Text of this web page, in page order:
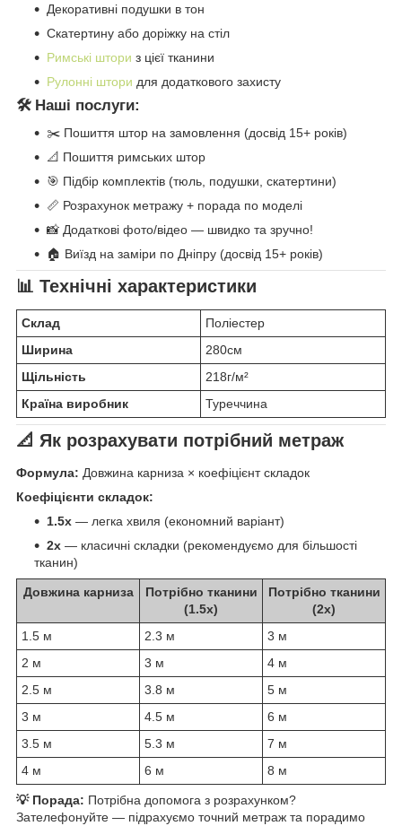
Декоративні подушки в тон
Скатертину або доріжку на стіл
Римські штори з цієї тканини
Рулонні штори для додаткового захисту
🛠️ Наші послуги:
✂️ Пошиття штор на замовлення (досвід 15+ років)
📐 Пошиття римських штор
🎯 Підбір комплектів (тюль, подушки, скатертини)
📏 Розрахунок метражу + порада по моделі
📸 Додаткові фото/відео — швидко та зручно!
🏠 Виїзд на заміри по Дніпру (досвід 15+ років)
📊 Технічні характеристики
Склад
Поліестер
Ширина
280см
Щільність
218г/м²
Країна виробник
Туреччина
📐 Як розрахувати потрібний метраж
Формула: Довжина карниза × коефіцієнт складок
Коефіцієнти складок:
1.5x — легка хвиля (економний варіант)
2x — класичні складки (рекомендуємо для більшості
тканин)
Довжина карниза
Потрібно тканини
(1.5x)
Потрібно тканини
(2x)
1.5 м
2.3 м
3 м
2 м
3 м
4 м
2.5 м
3.8 м
5 м
3 м
4.5 м
6 м
3.5 м
5.3 м
7 м
4 м
6 м 8 м
💡 Порада: Потрібна допомога з розрахунком?
Зателефонуйте — підрахуємо точний метраж та порадимо